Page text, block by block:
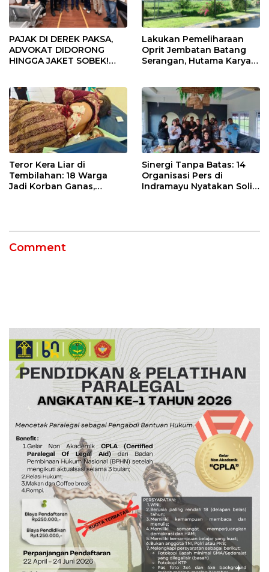
PAJAK DI DEREK PAKSA,
ADVOKAT DIDORONG
HINGGA JAKET SOBEK!
Pekanbaru!
Lakukan Pemeliharaan
Oprit Jembatan Batang
Serangan, Hutama Karya
Teror Kera Liar di
Tembilahan: 18 Warga
Jadi Korban Ganas,
Sinergi Tanpa Batas: 14
Organisasi Pers di
Indramayu Nyatakan Solid
Comment